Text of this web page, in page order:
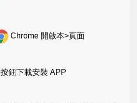
Chrome 開啟本>頁面
按鈕下載安裝 APP